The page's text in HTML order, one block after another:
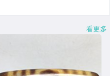
看更多